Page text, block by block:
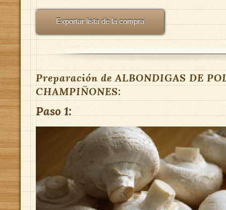
Exportar lista de la compra
Preparación de ALBONDIGAS DE
CHAMPIÑONES:
Paso 1: